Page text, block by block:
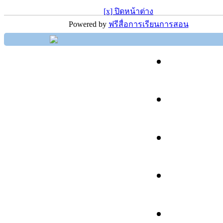
[x] ปิดหน้าต่าง
Powered by ฟรีสื่อการเรียนการสอน